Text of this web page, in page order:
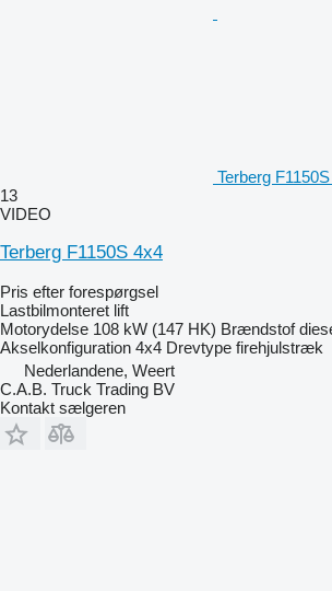
Terberg
13
VIDEO
Terberg F1150S 4x4
Pris efter forespørgsel
Lastbilmonteret lift
Motorydelse 108 kW (147 HK) Brændstof
Akselkonfiguration 4x4 Drevtype firehjulstræk
Nederlandene, Weert
C.A.B. Truck Trading BV
Kontakt sælgeren